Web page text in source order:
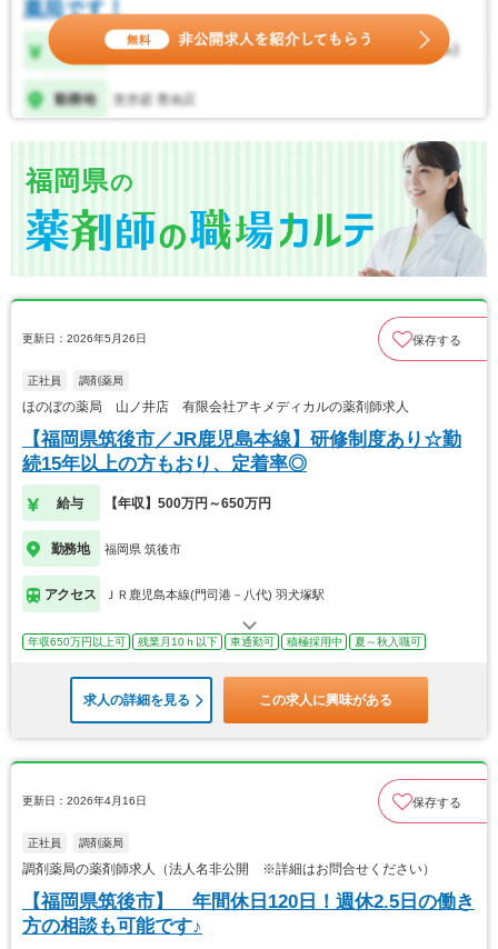
福岡県の
更新日：2026年5月26日 保存する
正社員 調剤薬局
ほのぼの薬局 山ノ井店 有限会社アキメディカルの薬剤師求人
【福岡県筑後市／JR鹿児島本線】研修制度あり☆勤
続15年以上の方もおり、定着率◎
給与 【年収】500万円～650万円
勤務地 福岡県 筑後市
アクセス ＪＲ鹿児島本線(門司港－八代) 羽犬塚駅
年収650万円以上可 残業月10ｈ以下 車通勤可 積極採用中 夏～秋入職可
求人の詳細を見る この求人に興味がある
更新日：2026年4月16日 保存する
正社員 調剤薬局
調剤薬局の薬剤師求人（法人名非公開 ※詳細はお問合せください）
【福岡県筑後市】 年間休日120日！週休2.5日の働き
方の相談も可能です♪